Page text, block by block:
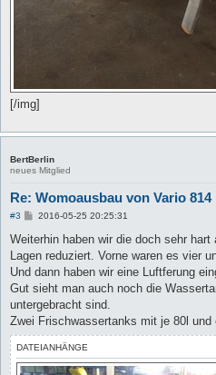
[/img]
BertBerlin
neues Mitglied
Re: Womoausbau von Vario 814
#3
B
i
r
a
2016-05-25 20:25:31
Weiterhin haben wir die doch sehr
Lagen reduziert. Vorne waren es vier
Und dann haben wir eine Luftferung
Gut sieht man auch noch die
untergebracht sind.
Zwei Frischwassertanks mit je 80l und
DATEIANHÄNGE